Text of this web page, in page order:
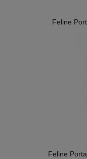
Feline
Feline